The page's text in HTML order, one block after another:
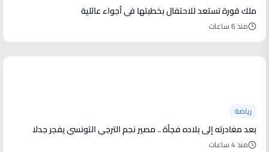
ملك قورة تستعد للاحتفال بخطبتها في أجواء عائلية
منذ 6 ساعات
رياضة
بعد مغادرته إلى بلاده فجأة .. مصير نجم الترجي التونسي يفجر جدلا
منذ 4 ساعات